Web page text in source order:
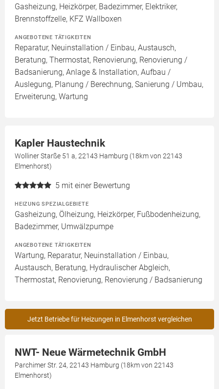
Gasheizung, Heizkörper, Badezimmer, Elektriker,
Brennstoffzelle, KFZ Wallboxen
ANGEBOTENE TÄTIGKEITEN
Reparatur, Neuinstallation / Einbau, Austausch,
Beratung, Thermostat, Renovierung, Renovierung /
Badsanierung, Anlage & Installation, Aufbau /
Auslegung, Planung / Berechnung, Sanierung / Umbau,
Erweiterung, Wartung
Kapler Haustechnik
Wolliner Starße 51 a, 22143 Hamburg (18km von 22143
Elmenhorst)
5 mit einer Bewertung
HEIZUNG SPEZIALGEBIETE
Gasheizung, Ölheizung, Heizkörper, Fußbodenheizung,
Badezimmer, Umwälzpumpe
ANGEBOTENE TÄTIGKEITEN
Wartung, Reparatur, Neuinstallation / Einbau,
Austausch, Beratung, Hydraulischer Abgleich,
Thermostat, Renovierung, Renovierung / Badsanierung
Jetzt Betriebe für Heizungen in Elmenhorst vergleichen
NWT- Neue Wärmetechnik GmbH
Parchimer Str. 24, 22143 Hamburg (18km von 22143
Elmenhorst)